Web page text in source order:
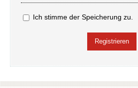
Ich stimme der Speicherung zu.